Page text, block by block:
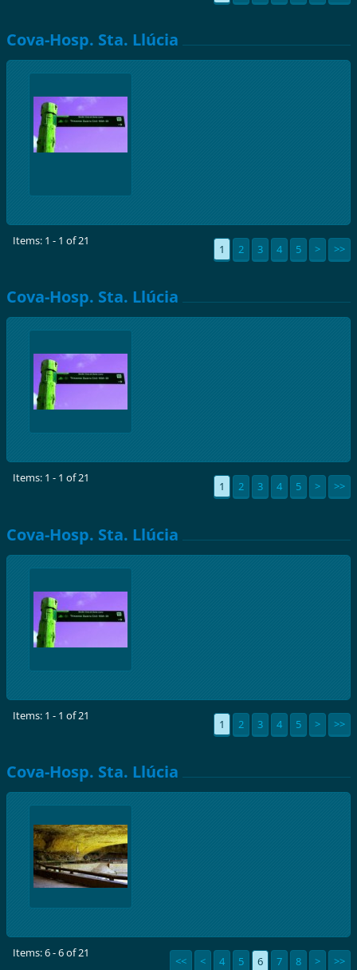
Cova-Hosp. Sta. Llúcia
Items: 1 - 1 of 21
1 2 3 4 5 > >>
Cova-Hosp. Sta. Llúcia
Items: 1 - 1 of 21
1 2 3 4 5 > >>
Cova-Hosp. Sta. Llúcia
Items: 1 - 1 of 21
1 2 3 4 5 > >>
Cova-Hosp. Sta. Llúcia
Items: 6 - 6 of 21
<< < 4 5 6 7 8 > >>